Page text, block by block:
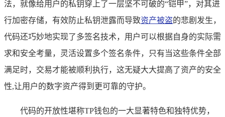
法，就像给用户的私钥穿上了一层坚不可破的“铠甲”，对其进
行加密存储，有效防止私钥泄露而导致资产被盗的悲剧发生，
代码还巧妙地实现了多签名技术，用户可以根据自身的实际需
求和安全考量，灵活设置多个签名条件，只有当这些条件全部
满足时，交易才能被顺利执行，这无疑大大提高了资产的安全
性,让用户的数字资产得到更可靠的守护。
代码的开放性堪称TP钱包的一大显著特色和独特优势，